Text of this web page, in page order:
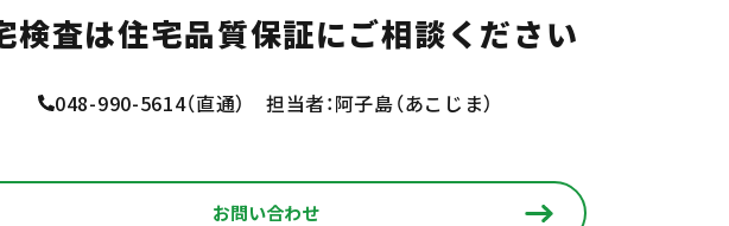
検査は住宅品質保証にご相談ください
048-990-5614（直通） 担当者：阿子島（あこじま）
お問い合わせ